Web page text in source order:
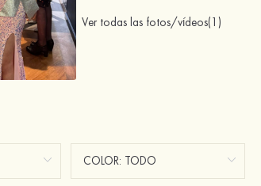
Ver todas las fotos/vídeos(1)